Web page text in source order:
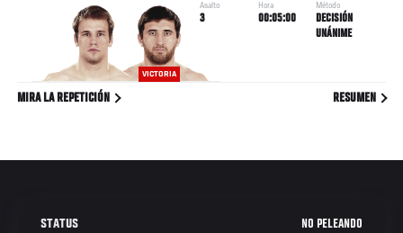
VICTORIA
Asalto
3
Hora
00:05:00
Método
DECISIÓN
UNÁNIME
MIRA LA REPETICIÓN RESUMEN
STATUS NO PELEANDO